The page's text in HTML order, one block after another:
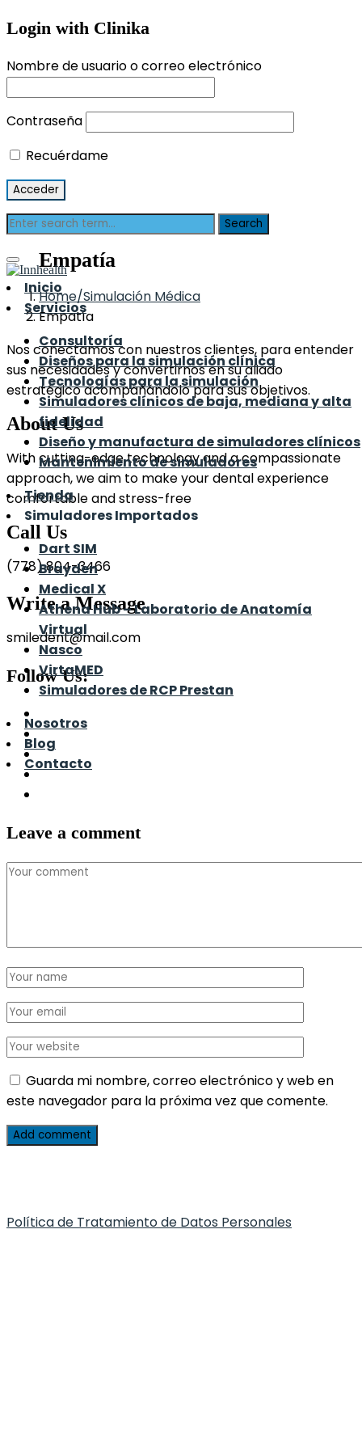
Login with Clinika
Nombre de usuario o correo electrónico
Contraseña
Recuérdame
Inicio
Servicios
Consultoría
Diseños para la simulación clínica
Tecnologías para la simulación
Simuladores clínicos de baja, mediana y alta
fidelidad
Diseño y manufactura de simuladores clínicos
Mantenimiento de simuladores
Tienda
Simuladores Importados
Dart SIM
Brayden
Medical X
Athena Hub – Laboratorio de Anatomía
Virtual
Nasco
VirtaMED
Simuladores de RCP Prestan
Nosotros
Blog
Contacto
Empatía
Home
Empatía
Nos conectamos con nuestros clientes, para entender
sus necesidades y convertirnos en su aliado
estratégico acompañándolo para sus objetivos.
About Us
With cutting-edge technology and a compassionate
approach, we aim to make your dental experience
comfortable and stress-free
Call Us
(778) 804-3466
Write a Message
smiledent@mail.com
Follow Us:
Leave a comment
Guarda mi nombre, correo electrónico y web en
este navegador para la próxima vez que comente.
Add comment
Política de Tratamiento de Datos Personales